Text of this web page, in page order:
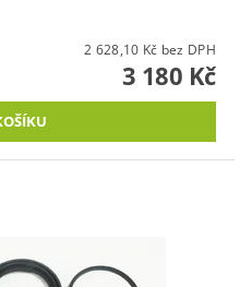
2 628,10 Kč bez DPH
3 180 Kč